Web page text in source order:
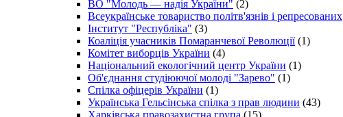
ВО "Молодь — надія України" (2)
Всеукраїнське товариство політв'язнів і репресованих
Інститут "Республіка" (3)
Коаліція учасників Помаранчевої Революції(1)
Комітет виборців України (4)
Національний екологічний центр України (1)
Об'єднання студіюючої молоді "Зарево" (1)
Спілка офіцерів України (1)
Українська Гельсінська спілка з прав людини (43)
Харківська правозахистна група (15)